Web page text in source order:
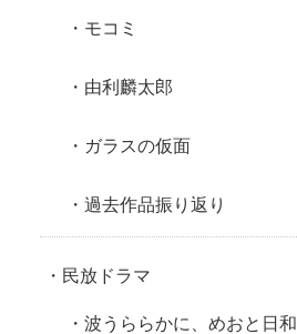
モコミ
由利麟太郎
ガラスの仮面
過去作品振り返り
民放ドラマ
波うららかに、めおと日和